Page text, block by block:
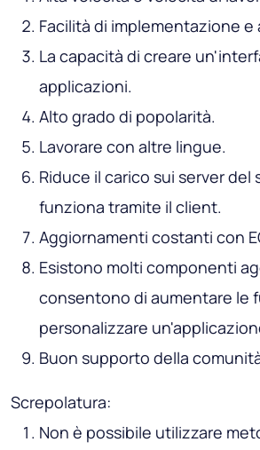
Facilità di implementazione
La capacità di creare
applicazioni.
Alto grado di popolarità.
Lavorare con altre lingue.
Riduce il carico sui server del
funziona tramite il client.
Aggiornamenti costanti con
Esistono molti componenti
consentono di aumentare le
personalizzare
Buon supporto della
Screpolatura:
Non è possibile utilizzare